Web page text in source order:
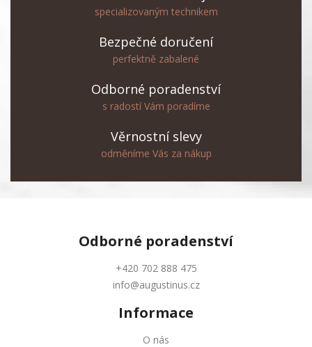
specializovaným technikem
Bezpečné doručení
perfektně zabalené
Odborné poradenství
s radostí Vám poradíme
Věrnostní slevy
odměníme Vás za nákup
Odborné poradenství
+420 702 888 475
info@augustinus.cz
Informace
O nás